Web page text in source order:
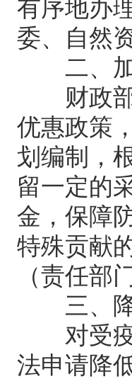
有序地办
委、自
二、
财政部
优惠政策
划编制，
留一定的
金，保障
特殊贡献
（责任
三、降
对受疫
法申请降